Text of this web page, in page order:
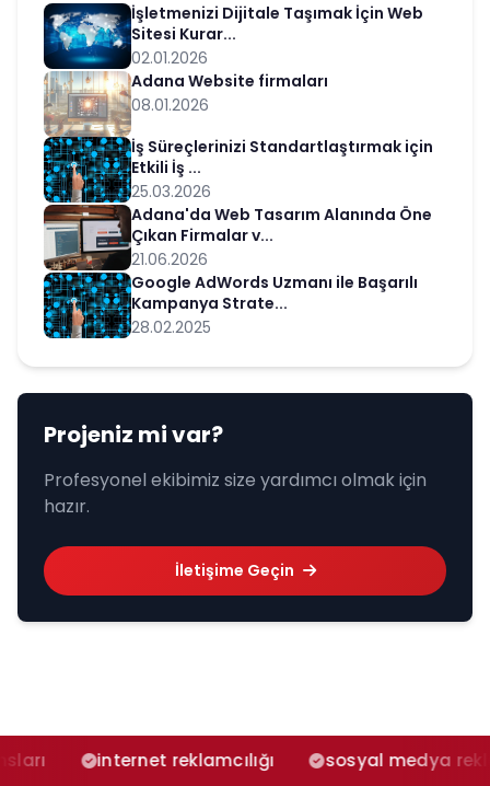
İşletmenizi Dijitale Taşımak İçin Web
Sitesi Kurar...
02.01.2026
Adana Website firmaları
08.01.2026
İş Süreçlerinizi Standartlaştırmak için
Etkili İş ...
25.03.2026
Adana'da Web Tasarım Alanında Öne
Çıkan Firmalar v...
21.06.2026
Google AdWords Uzmanı ile Başarılı
Kampanya Strate...
28.02.2025
Projeniz mi var?
Profesyonel ekibimiz size yardımcı olmak için
hazır.
İletişime Geçin
reklamcılığı sosyal medya reklam ajansı